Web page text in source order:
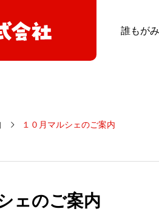
誰もが
１０月マルシェのご案内
ェのご案内